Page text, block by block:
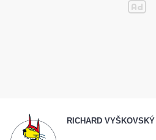
RICHARD VYŠKOVSKÝ